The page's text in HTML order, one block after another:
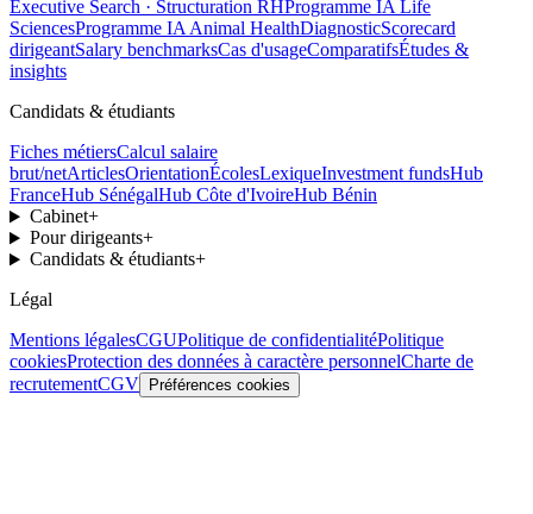
Executive Search · Structuration RHProgramme IA Life
SciencesProgramme IA Animal HealthDiagnosticScorecard
dirigeantSalary benchmarksCas d'usageComparatifsÉtudes &
insights
Candidats & étudiants
Fiches métiersCalcul salaire
brut/netArticlesOrientationÉcolesLexiqueInvestment fundsHub
FranceHub SénégalHub Côte d'IvoireHub Bénin
Cabinet+
Pour dirigeants+
Candidats & étudiants+
Légal
Mentions légalesCGUPolitique de confidentialitéPolitique
cookiesProtection des données à caractère personnelCharte de
recrutementCGV Préférences cookies